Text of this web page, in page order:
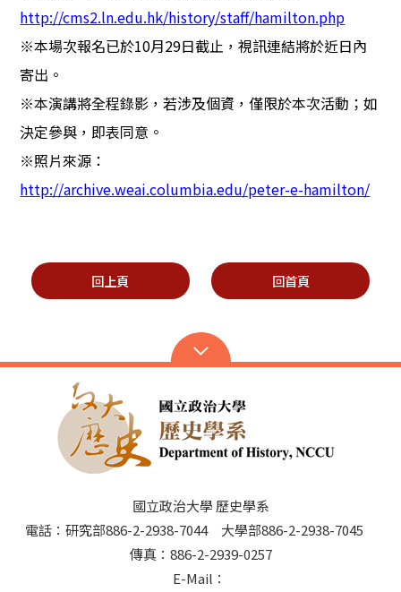
http://cms2.ln.edu.hk/history/staff/hamilton.php
※本場次報名已於10月29日截止，視訊連結將於近日內
寄出。
※本演講將全程錄影，若涉及個資，僅限於本次活動；如
決定參與，即表同意。
※照片來源：
http://archive.weai.columbia.edu/peter-e-hamilton/
回上頁 回首頁
國立政治大學 歷史學系
電話：研究部886-2-2938-7044 大學部886-2-2938-7045
傳真：886-2-2939-0257
E-Mail：